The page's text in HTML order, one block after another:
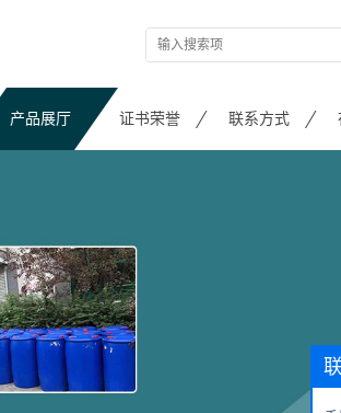
产品展厅 证书荣誉 联系方式